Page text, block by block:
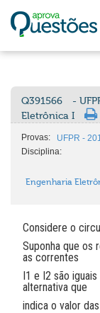
Q391566
-
Eletrônica I
Provas:
UFPR -
Disciplina:
Engenharia
Considere o
Suponha que os
as correntes
I1 e I2 são
alternativa que
indica o valor